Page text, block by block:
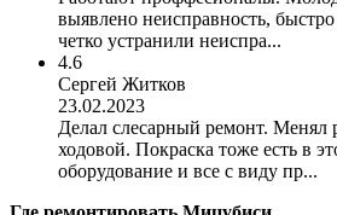
выявлено неисправность,
четко устранили неиспра...
4.6
Сергей Житков
23.02.2023
Делал слесарный ремонт. Менял
ходовой. Покраска тоже есть в
оборудование и все с виду пр...